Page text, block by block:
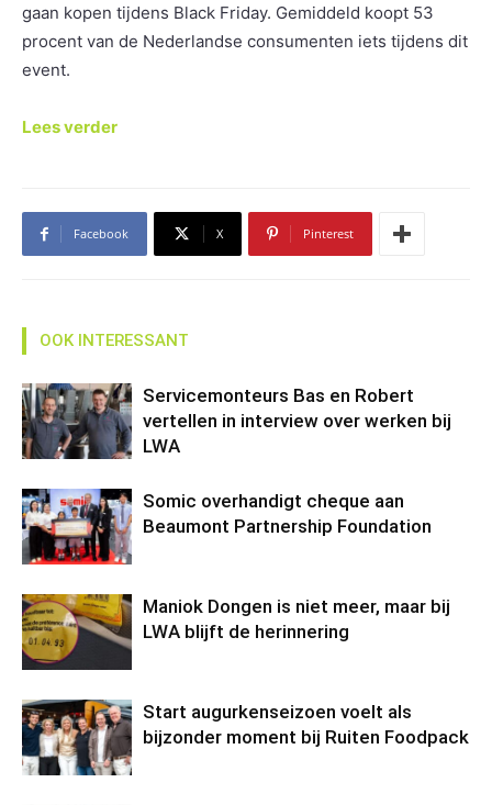
gaan kopen tijdens Black Friday. Gemiddeld koopt 53
procent van de Nederlandse consumenten iets tijdens dit
event.
Lees verder
Facebook X Pinterest
OOK INTERESSANT
Servicemonteurs Bas en Robert
vertellen in interview over werken bij
LWA
Somic overhandigt cheque aan
Beaumont Partnership Foundation
Maniok Dongen is niet meer, maar bij
LWA blijft de herinnering
Start augurkenseizoen voelt als
bijzonder moment bij Ruiten Foodpack